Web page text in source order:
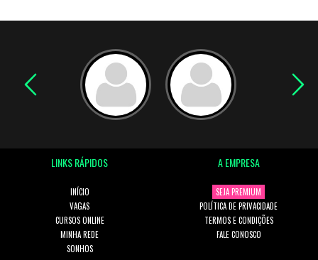
LINKS RÁPIDOS
INÍCIO
VAGAS
CURSOS ONLINE
MINHA REDE
SONHOS
A EMPRESA
SEJA PREMIUM
POLÍTICA DE PRIVACIDADE
TERMOS E CONDIÇÕES
FALE CONOSCO